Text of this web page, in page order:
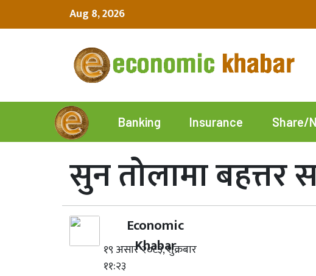
Aug 8, 2026
Banking Insurance Share/
सुन तोलामा
Economic
Khabar
१९ असार २०८३, शुक्रबार
११:२३